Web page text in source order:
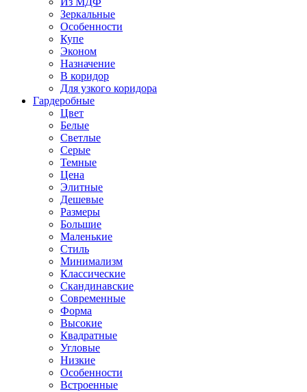
Зеркальные
Особенности
Купе
Эконом
Назначение
В коридор
Для узкого коридора
Гардеробные
Цвет
Белые
Светлые
Серые
Темные
Цена
Элитные
Дешевые
Размеры
Большие
Маленькие
Стиль
Минимализм
Классические
Скандинавские
Современные
Форма
Высокие
Квадратные
Угловые
Низкие
Особенности
Встроенные